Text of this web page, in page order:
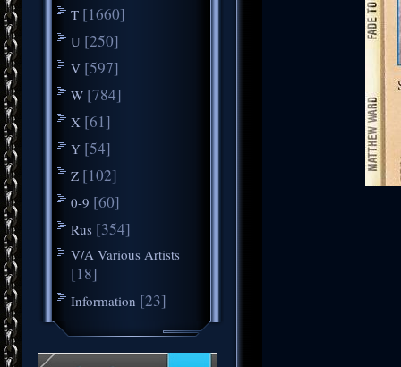
T [1660]
U [250]
V [597]
W [784]
X [61]
Y [54]
Z [102]
0-9 [60]
Rus [354]
V/A Various Artists
[18]
Information [23]